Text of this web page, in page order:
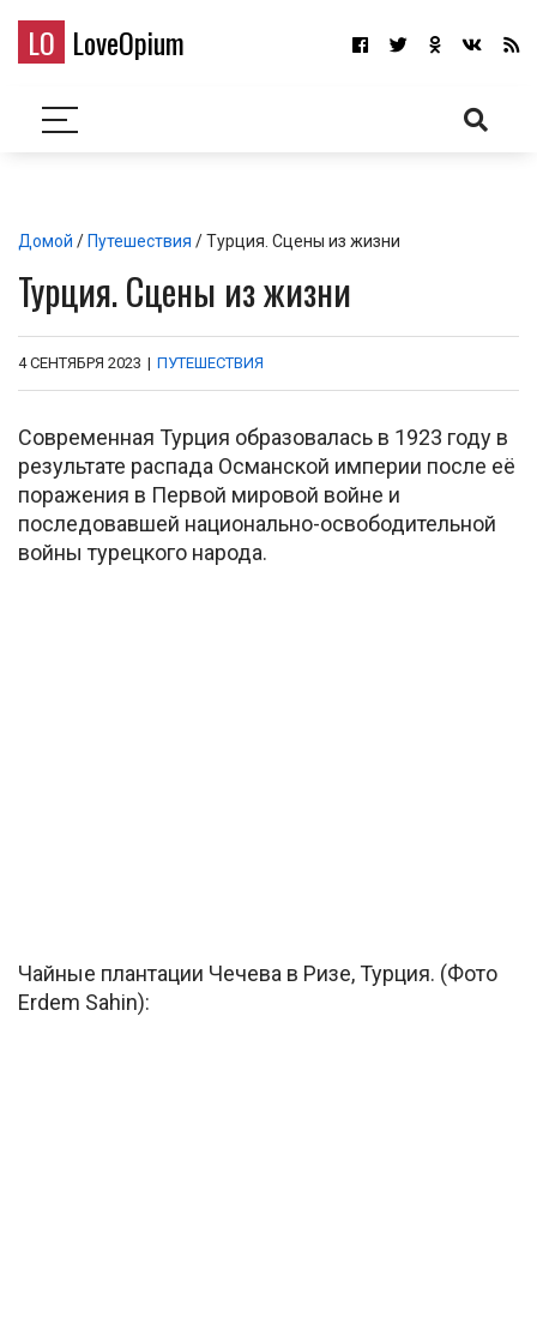
LO LoveOpium
Домой / Путешествия / Турция. Сцены из жизни
Турция. Сцены из жизни
4 СЕНТЯБРЯ 2023 | ПУТЕШЕСТВИЯ
Современная Турция образовалась в 1923 году в
результате распада Османской империи после её
поражения в Первой мировой войне и
последовавшей национально-освободительной
войны турецкого народа.
Чайные плантации Чечева в Ризе, Турция. (Фото
Erdem Sahin):